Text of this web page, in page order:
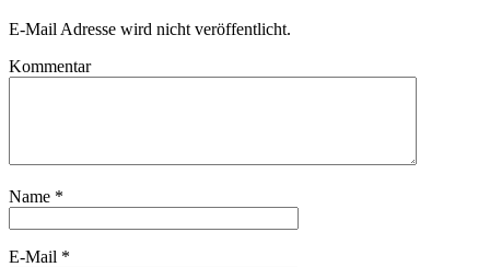
E-Mail Adresse wird nicht veröffentlicht.
Kommentar
Name *
E-Mail *